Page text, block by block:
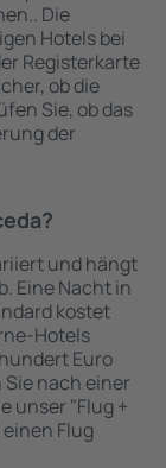
Die
Hotels bei
Registerkarte
ob die
Sie, ob das
der
und hängt
Eine Nacht in
kostet
Hotels
Euro
nach einer
unser "Flug +
Flug